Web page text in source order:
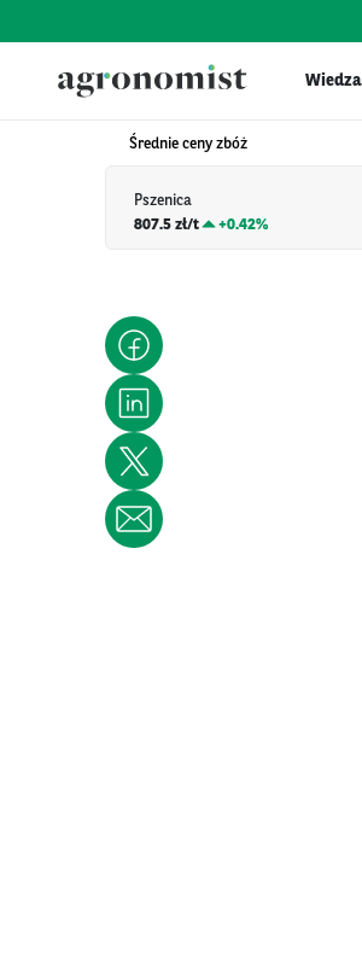
Wiedza
Średnie ceny zbóż
Pszenica
807.5 zł/t
+0.42%